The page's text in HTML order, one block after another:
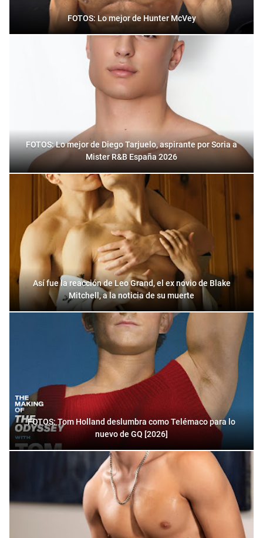
FOTOS: Lo mejor de Hunter McVey
FOTOS: Lo mejor de Diego Tarjuelo, aspirante por Soria a
Mister R&B España 2026
Así fue la reacción de Leo Grand, el ex novio de Blake
Mitchell, a la noticia de su muerte
FOTOS: Tom Holland deslumbra como Telémaco para lo
nuevo de GQ [2026]